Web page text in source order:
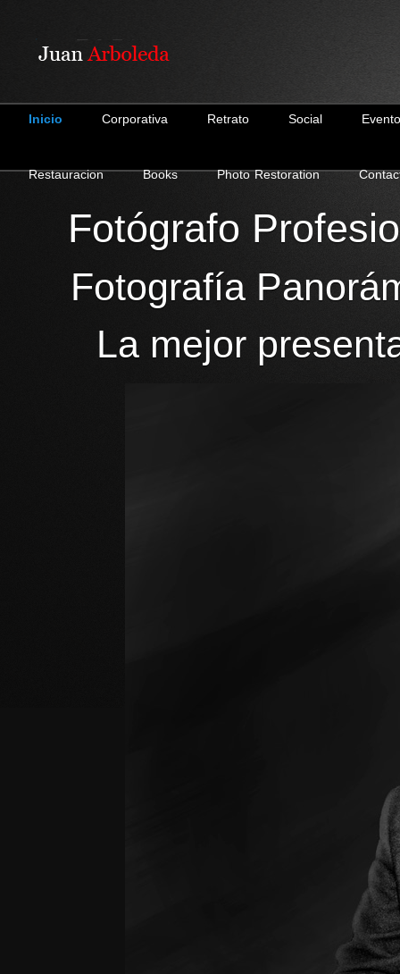
Inicio Corporativa Retrato Social
Restauracion Books Photo Restoration
Fotógrafo
Fotografía
La mejor